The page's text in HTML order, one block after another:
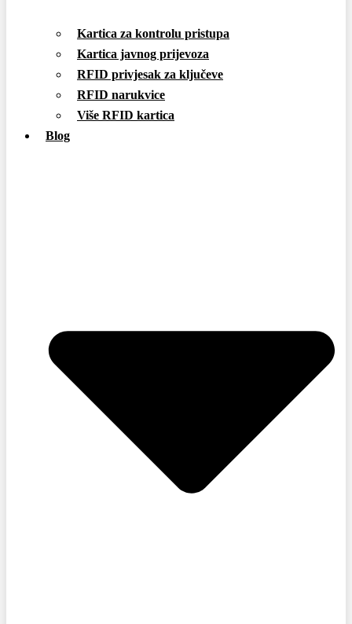
Kartica za kontrolu pristupa
Kartica javnog prijevoza
RFID privjesak za ključeve
RFID narukvice
Više RFID kartica
Blog